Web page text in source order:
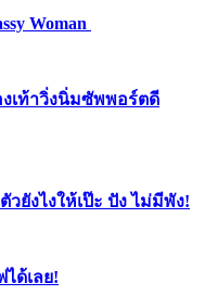
Woman
งเท้าวิ่งนิ่มซัพพอร์ตดี
ยังไงให้เป๊ะ ปัง ไม่มีพัง!
ได้เลย!